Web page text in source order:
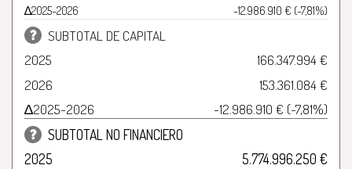
∆2025-2026
-12.986.910 € (-7,81%)
SUBTOTAL DE CAPITAL
2025
166.347.994 €
2026
153.361.084 €
∆2025-2026
-12.986.910 € (-7,81%)
SUBTOTAL NO FINANCIERO
2025
5.774.996.250 €